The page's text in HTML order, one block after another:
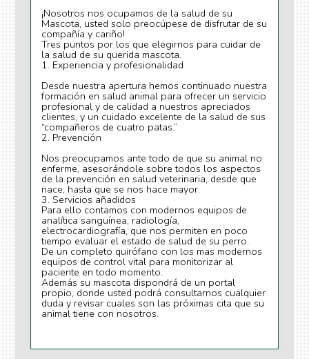
¡Nosotros nos ocupamos de la salud de su
Mascota, usted solo preocúpese de disfrutar de su
compañía y cariño!
Tres puntos por los que elegirnos para cuidar de
la salud de su querida mascota.
1. Experiencia y profesionalidad
Desde nuestra apertura hemos continuado nuestra
formación en salud animal para ofrecer un servicio
profesional y de calidad a nuestros apreciados
clientes, y un cuidado excelente de la salud de sus
“compañeros de cuatro patas.”
2. Prevención
Nos preocupamos ante todo de que su animal no
enferme, asesorándole sobre todos los aspectos
de la prevención en salud veterinaria, desde que
nace, hasta que se nos hace mayor.
3. Servicios añadidos
Para ello contamos con modernos equipos de
analítica sanguínea, radiología,
electrocardiografía, que nos permiten en poco
tiempo evaluar el estado de salud de su perro.
De un completo quirófano con los mas modernos
equipos de control vital para monitorizar al
paciente en todo momento.
Además su mascota dispondrá de un portal
propio, donde usted podrá consultarnos cualquier
duda y revisar cuales son las próximas cita que su
animal tiene con nosotros.